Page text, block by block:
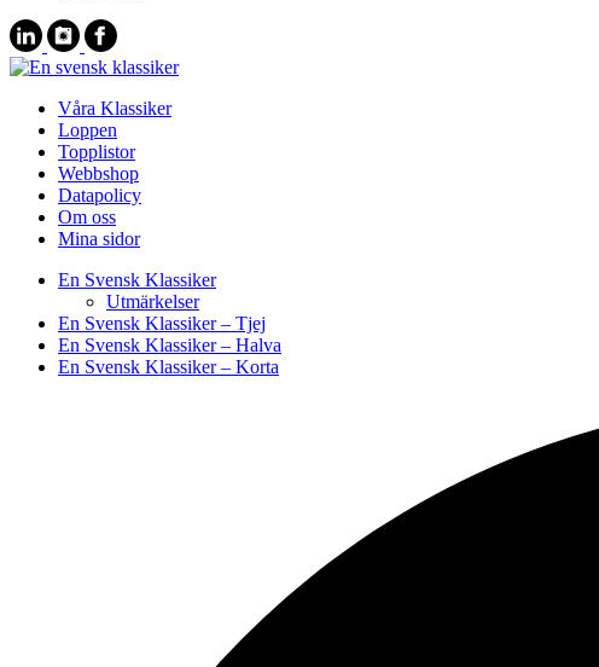
Våra Klassiker
Loppen
Topplistor
Webbshop
Datapolicy
Om oss
Mina sidor
En Svensk Klassiker
Utmärkelser
En Svensk Klassiker – Tjej
En Svensk Klassiker – Halva
En Svensk Klassiker – Korta